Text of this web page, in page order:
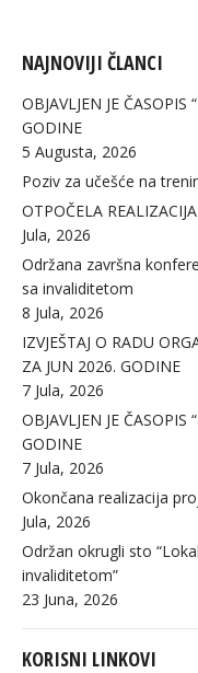
NAJNOVIJI ČLANCI
OBJAVLJEN JE ČASOPIS
GODINE
5 Augusta, 2026
Poziv za učešće na
OTPOČELA
Jula, 2026
Održana završna
sa invaliditetom
8 Jula, 2026
IZVJEŠTAJ O RADU
ZA JUN 2026. GODINE
7 Jula, 2026
OBJAVLJEN JE ČASOPIS
GODINE
7 Jula, 2026
Okončana realizacija
Jula, 2026
Održan okrugli sto
invaliditetom”
23 Juna, 2026
KORISNI LINKOVI